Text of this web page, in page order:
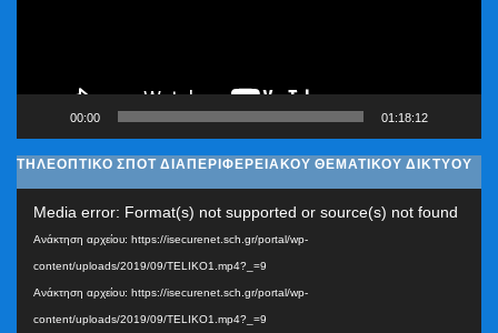
00:00 01:18:12
ΤΗΛΕΟΠΤΙΚΟ ΣΠΟΤ ΔΙΑΠΕΡΙΦΕΡΕΙΑΚΟΥ ΘΕΜΑΤΙΚΟΥ ΔΙΚΤΥΟΥ
Media error: Format(s) not supported or source(s) not found
Ανάκτηση αρχείου: https://isecurenet.sch.gr/portal/wp-
content/uploads/2019/09/TELIKO1.mp4?_=9
Ανάκτηση αρχείου: https://isecurenet.sch.gr/portal/wp-
content/uploads/2019/09/TELIKO1.mp4?_=9